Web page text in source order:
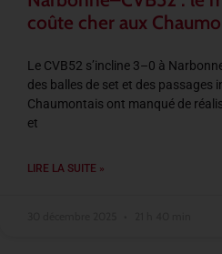
coûte cher aux
Le CVB52 s’incline 3–0 à
des balles de set et des passages
Chaumontais ont manqué de
et
LIRE LA SUITE »